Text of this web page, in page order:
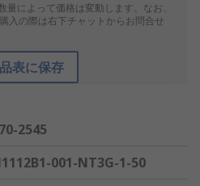
によって価格は変動します。なお、
入の際は右下チャットからお問合せ
表に保存
2545
001-NT3G-1-50